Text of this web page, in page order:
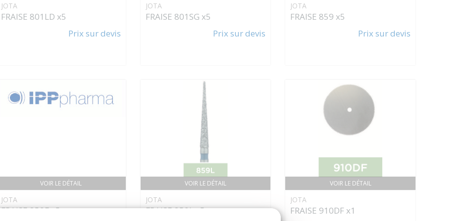
JOTA
FRAISE 801LD x5
Prix sur devis
JOTA
FRAISE 801SG x5
Prix sur devis
JOTA
FRAISE 859 x5
Prix sur devis
VOIR LE DÉTAIL
JOTA
FRAISE 859F x5
VOIR LE DÉTAIL
JOTA
FRAISE 859L x5
VOIR LE DÉTAIL
JOTA
FRAISE 910DF x1